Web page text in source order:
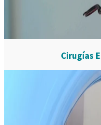
Cirugías